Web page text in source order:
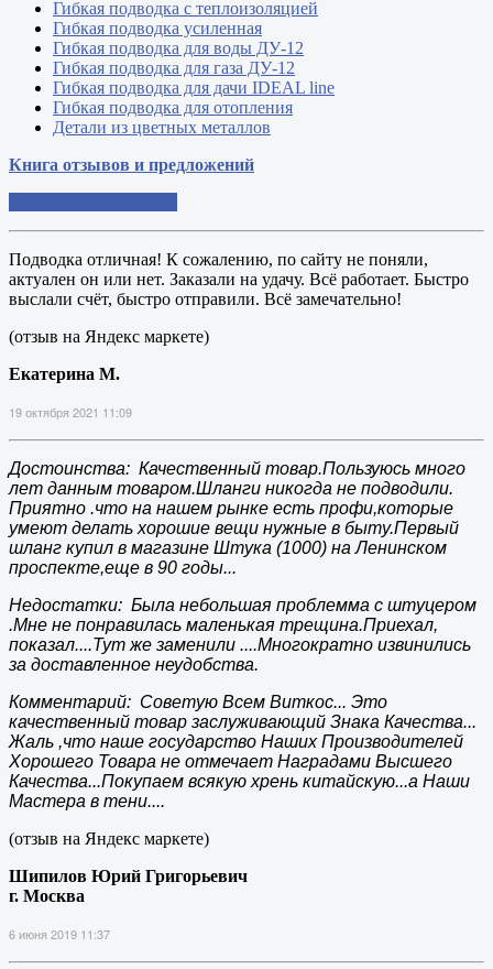
Гибкая подводка с теплоизоляцией
Гибкая подводка усиленная
Гибкая подводка для воды ДУ-12
Гибкая подводка для газа ДУ-12
Гибкая подводка для дачи IDEAL line
Гибкая подводка для отопления
Детали из цветных металлов
Книга отзывов и предложений
Подводка отличная! К сожалению, по сайту не поняли,
актуален он или нет. Заказали на удачу. Всё работает. Быстро
выслали счёт, быстро отправили. Всё замечательно!
(отзыв на Яндекс маркете)
Екатерина М.
19 октября 2021 11:09
Достоинства: Качественный товар.Пользуюсь много
лет данным товаром.Шланги никогда не подводили.
Приятно .что на нашем рынке есть профи,которые
умеют делать хорошие вещи нужные в быту.Первый
шланг купил в магазине Штука (1000) на Ленинском
проспекте,еще в 90 годы...
Недостатки: Была небольшая проблемма с штуцером
.Мне не понравилась маленькая трещина.Приехал,
показал....Тут же заменили ....Многократно извинились
за доставленное неудобства.
Комментарий: Советую Всем Виткос... Это
качественный товар заслуживающий Знака Качества...
Жаль ,что наше государство Наших Производителей
Хорошего Товара не отмечает Наградами Высшего
Качества...Покупаем всякую хрень китайскую...а Наши
Мастера в тени....
(отзыв на Яндекс маркете)
Шипилов Юрий Григорьевич
г. Москва
6 июня 2019 11:37